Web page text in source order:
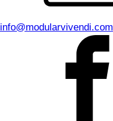
info@modularvivendi.com